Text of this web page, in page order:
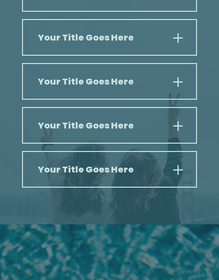
Your Title Goes Here
Your Title Goes Here
Your Title Goes Here
Your Title Goes Here